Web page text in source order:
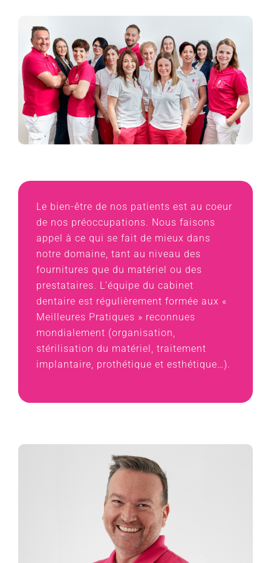
Le bien-être de nos patients est au coeur
de nos préoccupations. Nous faisons
appel à ce qui se fait de mieux dans
notre domaine, tant au niveau des
fournitures que du matériel ou des
prestataires. L’équipe du cabinet
dentaire est régulièrement formée aux «
Meilleures Pratiques » reconnues
mondialement (organisation,
stérilisation du matériel, traitement
implantaire, prothétique et esthétique…).